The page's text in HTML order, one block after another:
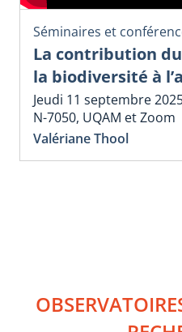
Séminaires et
La contribution
la biodiversité à
Jeudi 11 septembre
N-7050, UQAM et Zoom
Valériane Thool